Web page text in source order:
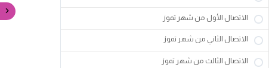
الاتصال الأول من شهر تموز
الاتصال الثاني من شهر تموز
الاتصال الثالث من شهر تموز